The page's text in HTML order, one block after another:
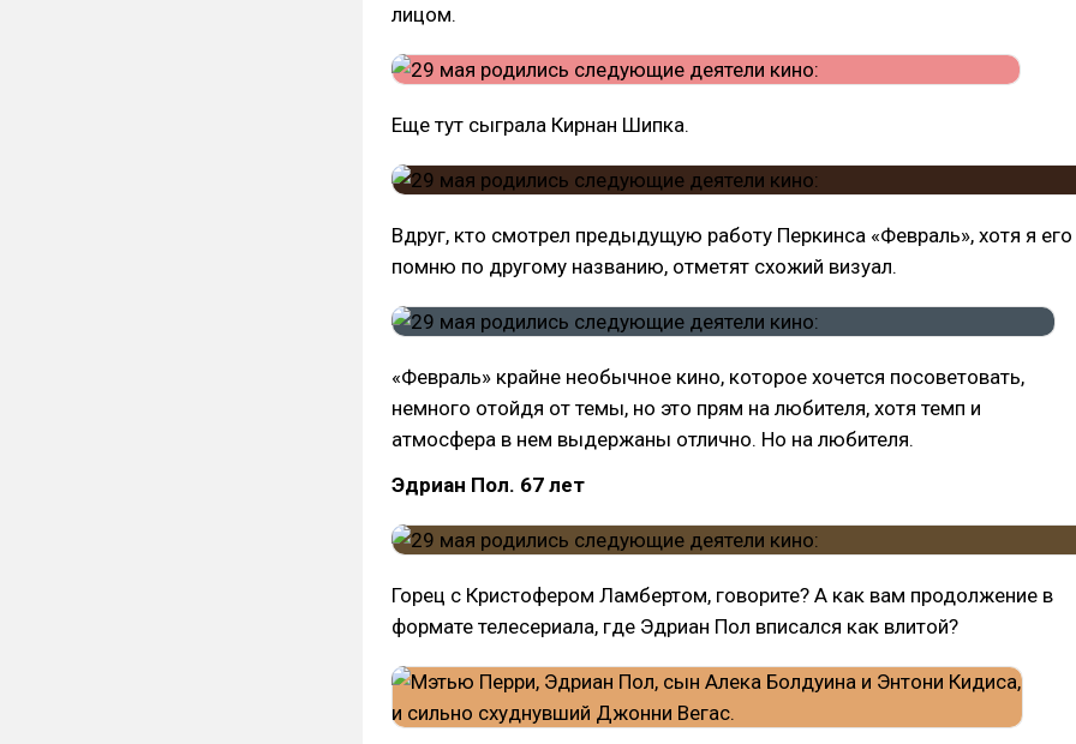
лицом.
Еще тут сыграла Кирнан Шипка.
Вдруг, кто смотрел предыдущую работу Перкинса «Февраль», хотя я его
помню по другому названию, отметят схожий визуал.
«Февраль» крайне необычное кино, которое хочется посоветовать,
немного отойдя от темы, но это прям на любителя, хотя темп и
атмосфера в нем выдержаны отлично. Но на любителя.
Эдриан Пол. 67 лет
Горец с Кристофером Ламбертом, говорите? А как вам продолжение в
формате телесериала, где Эдриан Пол вписался как влитой?